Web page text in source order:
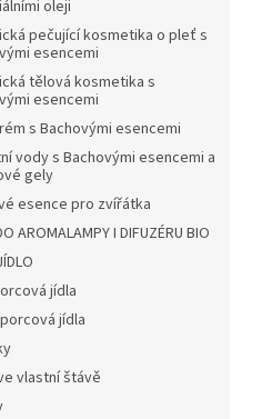
oleji
pečující kosmetika o pleť s
esencemi
tělová kosmetika s
esencemi
s Bachovými esencemi
vody s Bachovými esencemi a
gely
esence pro zvířátka
AROMALAMPY I DIFUZÉRU BIO
jídla
jídla
vlastní štávě